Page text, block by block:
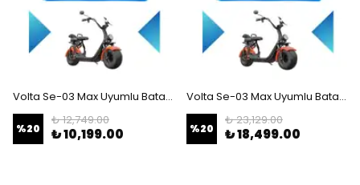
Volta Se-03 Max Uyumlu Batarya (Standart Kapasite) LiFePO4 60V 12Ah Elektrikli Motorsiklet Bataryası
%20
₺ 12,749.00
₺ 10,199.00
Volta Se-03 Max Uyumlu Batarya (Standart Kapasite) LiFePO4 72V 20Ah Elektrikli Motorsiklet Bataryası
%20
₺ 23,129.00
₺ 18,499.00